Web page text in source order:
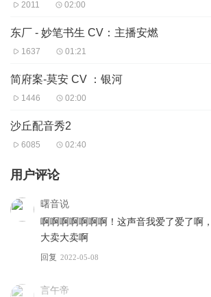
2011 02:00
东厂 - 妙笔书生 CV：主播安燃
1637 01:21
简府案-莫安 CV ：银河
1446 02:00
沙丘配音秀2
6085 02:40
用户评论
曙音说
啊啊啊啊啊啊啊！这声音我爱了爱了啊
大卖大卖啊
回复 2022-05-08
言午帝